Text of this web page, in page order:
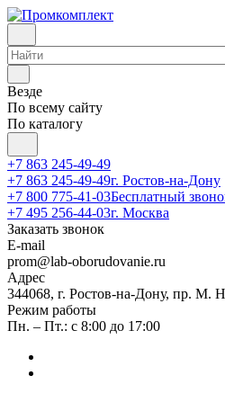
Везде
По всему сайту
По каталогу
+7 863 245-49-49
+7 863 245-49-49г. Ростов-на-Дону
+7 800 775-41-03Бесплатный
+7 495 256-44-03г. Москва
Заказать звонок
E-mail
prom@lab-oborudovanie.ru
Адрес
344068, г. Ростов-на-Дону, пр. М.
Режим работы
Пн. – Пт.: с 8:00 до 17:00